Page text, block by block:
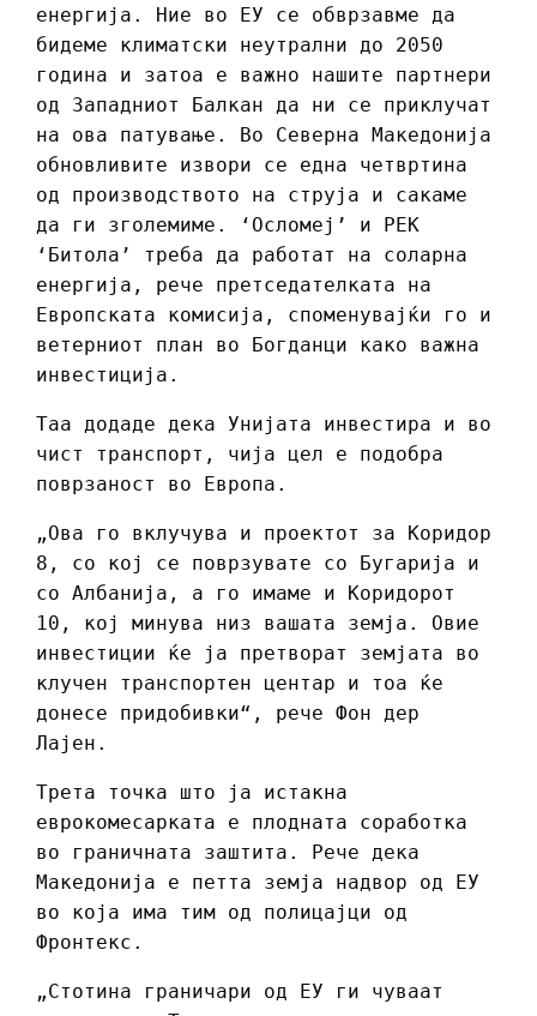
енергија. Ние во ЕУ се обврзавме да
бидеме климатски неутрални до 2050
година и затоа е важно нашите партнери
од Западниот Балкан да ни се приклучат
на ова патување. Во Северна Македонија
обновливите извори се една четвртина
од производството на струја и сакаме
да ги зголемиме. ‘Осломеј’ и РЕК
‘Битола’ треба да работат на соларна
енергија, рече претседателката на
Европската комисија, споменувајќи го и
ветерниот план во Богданци како важна
инвестиција.
Таа додаде дека Унијата инвестира и во
чист транспорт, чија цел е подобра
поврзаност во Европа.
„Ова го вклучува и проектот за Коридор
8, со кој се поврзувате со Бугарија и
со Албанија, а го имаме и Коридорот
10, кој минува низ вашата земја. Овие
инвестиции ќе ја претворат земјата во
клучен транспортен центар и тоа ќе
донесе придобивки“, рече Фон дер
Лајен.
Трета точка што ја истакна
еврокомесарката е плодната соработка
во граничната заштита. Рече дека
Македонија е петта земја надвор од ЕУ
во која има тим од полицајци од
Фронтекс.
„Стотина граничари од ЕУ ги чуваат